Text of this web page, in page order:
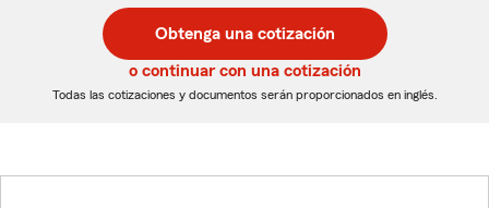
de
5
dígitos
de
5
dígitos
Obtenga una cotización
o continuar con una cotización
Todas las cotizaciones y documentos serán proporcionados en inglés.